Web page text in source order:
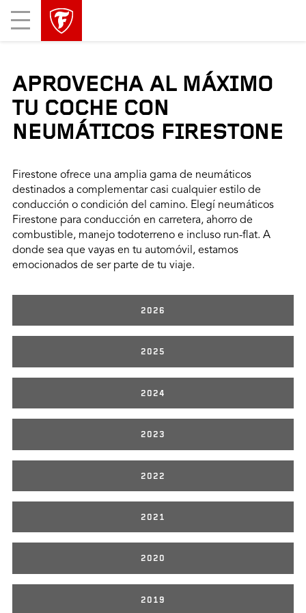
Mobile
Menu
APROVECHA AL MÁXIMO
TU COCHE CON
NEUMÁTICOS FIRESTONE
Firestone ofrece una amplia gama de neumáticos
destinados a complementar casi cualquier estilo de
conducción o condición del camino. Elegí neumáticos
Firestone para conducción en carretera, ahorro de
combustible, manejo todoterreno e incluso run-flat. A
donde sea que vayas en tu automóvil, estamos
emocionados de ser parte de tu viaje.
2026
2025
2024
2023
2022
2021
2020
2019